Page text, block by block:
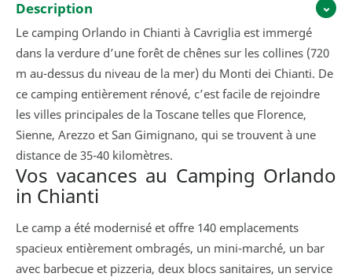
Description
Le camping Orlando in Chianti à Cavriglia est immergé
dans la verdure d’une forêt de chênes sur les collines (720
m au-dessus du niveau de la mer) du Monti dei Chianti. De
ce camping entièrement rénové, c’est facile de rejoindre
les villes principales de la Toscane telles que Florence,
Sienne, Arezzo et San Gimignano, qui se trouvent à une
distance de 35-40 kilomètres.
Vos vacances au Camping Orlando
in Chianti
Le camp a été modernisé et offre 140 emplacements
spacieux entièrement ombragés, un mini-marché, un bar
avec barbecue et pizzeria, deux blocs sanitaires, un service